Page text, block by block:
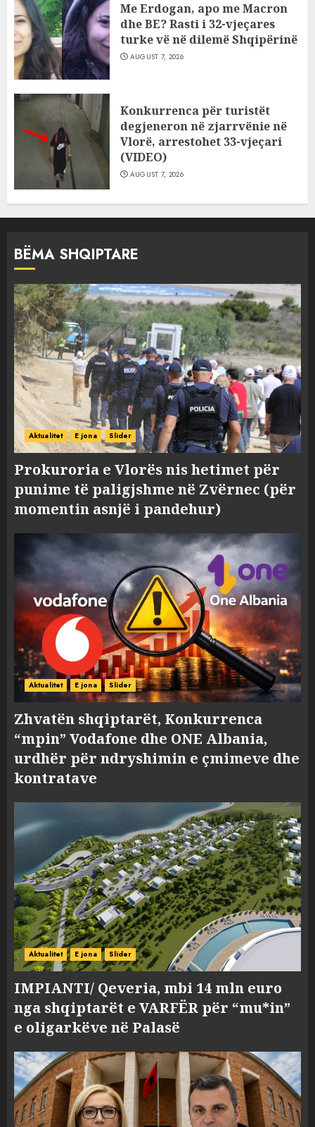
Me Erdogan, apo me Macron
dhe BE? Rasti i 32-vjeçares
turke vë në dilemë Shqipërinë
AUGUST 7, 2026
Konkurrenca për turistët
degjeneron në zjarrvënie në
Vlorë, arrestohet 33-vjeçari
(VIDEO)
AUGUST 7, 2026
BËMA SHQIPTARE
Aktualitet E jona Slider
Prokuroria e Vlorës nis hetimet për
punime të paligjshme në Zvërnec (për
momentin asnjë i pandehur)
Aktualitet E jona Slider
Zhvatën shqiptarët, Konkurrenca
“mpin” Vodafone dhe ONE Albania,
urdhër për ndryshimin e çmimeve dhe
kontratave
Aktualitet E jona Slider
IMPIANTI/ Qeveria, mbi 14 mln euro
nga shqiptarët e VARFËR për “mu*in”
e oligarkëve në Palasë